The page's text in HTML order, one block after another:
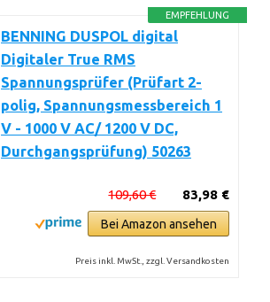
EMPFEHLUNG
BENNING DUSPOL digital
Digitaler True RMS
Spannungsprüfer (Prüfart 2-
polig, Spannungsmessbereich 1
V - 1000 V AC/ 1200 V DC,
Durchgangsprüfung) 50263
83,98 €
109,60 €
Bei Amazon ansehen
Preis inkl. MwSt., zzgl. Versandkosten